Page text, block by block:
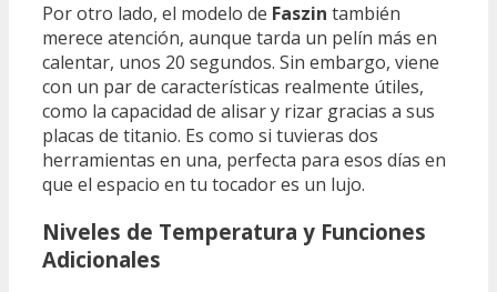
Por otro lado, el modelo de Faszin también
merece atención, aunque tarda un pelín más en
calentar, unos 20 segundos. Sin embargo, viene
con un par de características realmente útiles,
como la capacidad de alisar y rizar gracias a sus
placas de titanio. Es como si tuvieras dos
herramientas en una, perfecta para esos días en
que el espacio en tu tocador es un lujo.
Niveles de Temperatura y Funciones
Adicionales